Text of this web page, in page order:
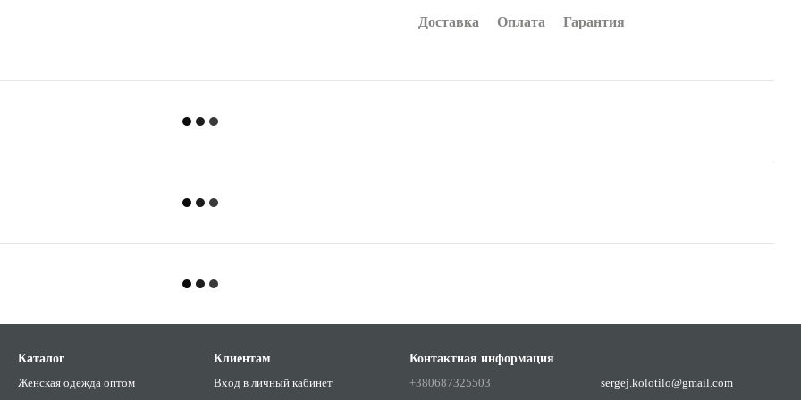
Доставка Оплата Гарантия
Каталог
Женская одежда оптом
Клиентам
Вход в личный кабинет
Контактная информация
+380687325503
sergej.kolotilo@gmail.com